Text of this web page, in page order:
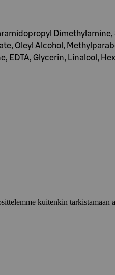
Oleyl Alcohol,
EDTA, Glycerin, Linalool,
kuitenkin tarkistamaan